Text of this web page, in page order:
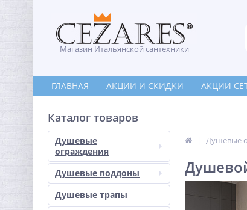
Магазин Итальянской сантехники
ГЛАВНАЯ АКЦИИ И СКИДКИ АКЦИИ
Каталог товаров
Душевые
ограждения
Душевые поддоны
Душевые трапы
Душевые